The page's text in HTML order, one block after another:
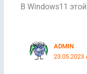
В Windows11
ADMIN
23.05.2023